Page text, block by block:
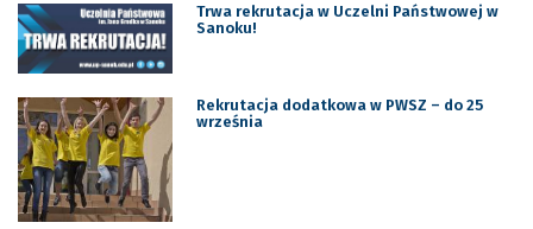
Trwa rekrutacja w Uczelni Państwowej w
Sanoku!
Rekrutacja dodatkowa w PWSZ – do 25
września